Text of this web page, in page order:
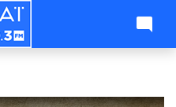
mode_comment